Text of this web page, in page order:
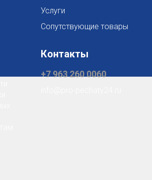
Услуги
Сопутствующие товары
Контакты
+7 963 260 0060